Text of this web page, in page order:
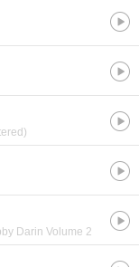
Darin Volume 2